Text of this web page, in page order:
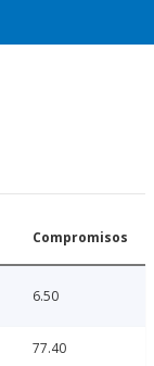
Compromisos
6.50
77.40